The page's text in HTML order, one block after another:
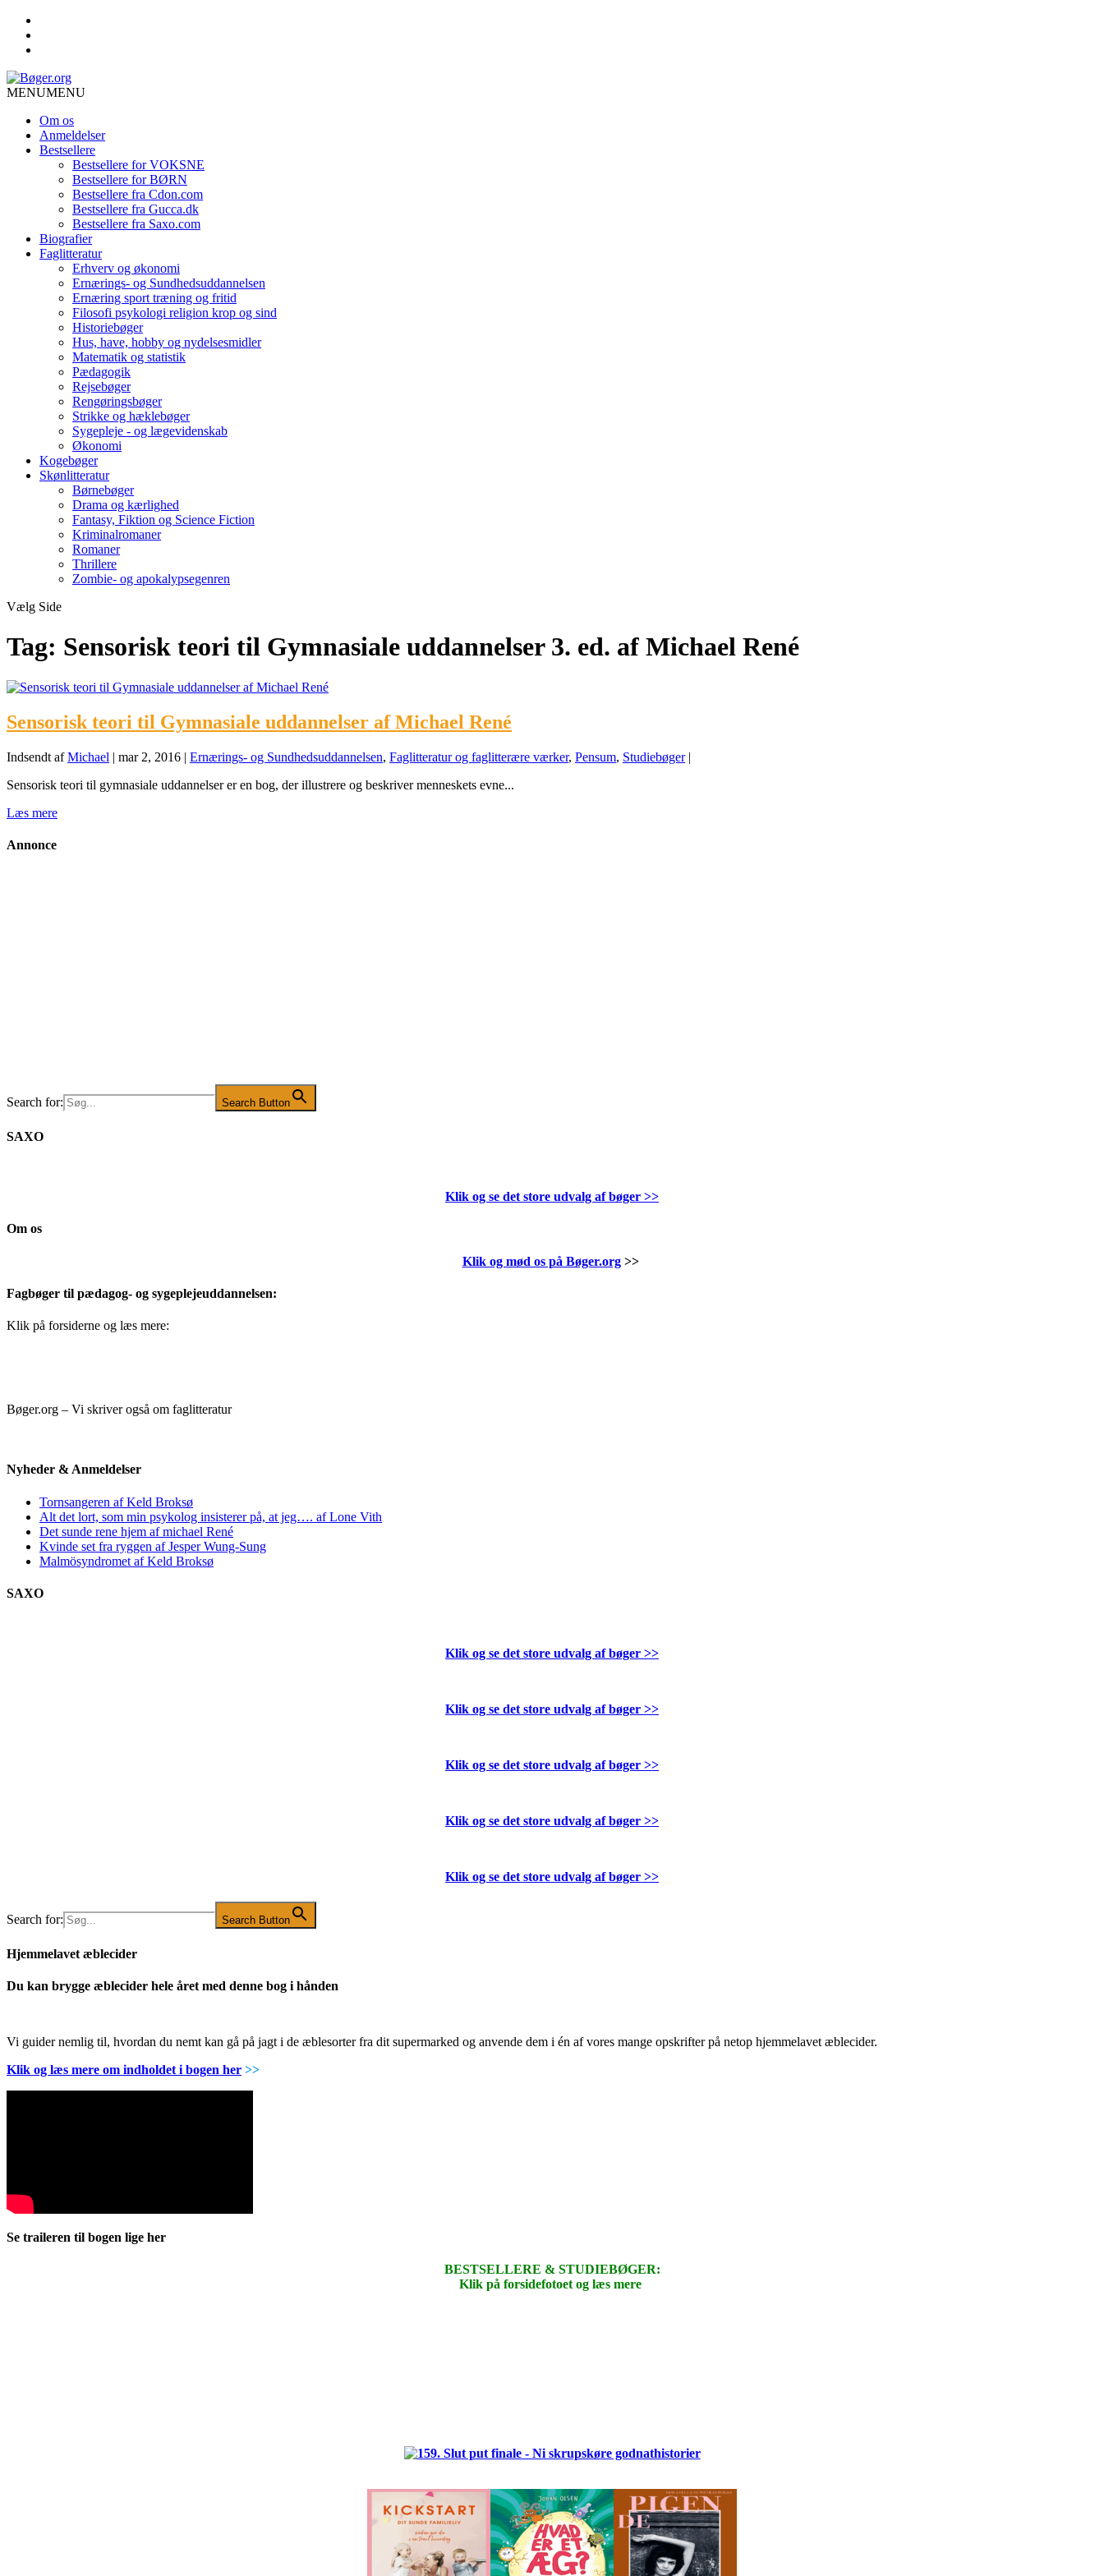
MENUMENU
Om os
Anmeldelser
Bestsellere
Bestsellere for VOKSNE
Bestsellere for BØRN
Bestsellere fra Cdon.com
Bestsellere fra Gucca.dk
Bestsellere fra Saxo.com
Biografier
Faglitteratur
Erhverv og økonomi
Ernærings- og Sundhedsuddannelsen
Ernæring sport træning og fritid
Filosofi psykologi religion krop og sind
Historiebøger
Hus, have, hobby og nydelsesmidler
Matematik og statistik
Pædagogik
Rejsebøger
Rengøringsbøger
Strikke og hæklebøger
Sygepleje - og lægevidenskab
Økonomi
Kogebøger
Skønlitteratur
Børnebøger
Drama og kærlighed
Fantasy, Fiktion og Science Fiction
Kriminalromaner
Romaner
Thrillere
Zombie- og apokalypsegenren
Vælg Side
Tag: Sensorisk teori til Gymnasiale uddannelser 3. ed. af Michael René
Sensorisk teori til Gymnasiale uddannelser af Michael René
Indsendt afMichael | mar 2, 2016 | Ernærings- og Sundhedsuddannelsen, Faglitteratur og faglitterære værker, Pensum, Studiebøger|
Sensorisk teori til gymnasiale uddannelser er en bog, der illustrere og beskriver menneskets evne...
Læs mere
Annonce
Search for: Search Button
SAXO
Klik og se det store udvalg af bøger >>
Om os
Klik og mød os på Bøger.org>>
Fagbøger til pædagog- og sygeplejeuddannelsen:
Klik på forsiderne og læs mere:
Bøger.org – Vi skriver også om faglitteratur
Nyheder & Anmeldelser
Tornsangeren af Keld Broksø
Alt det lort, som min psykolog insisterer på, at jeg…. af Lone Vith
Det sunde rene hjem af michael René
Kvinde set fra ryggen af Jesper Wung-Sung
Malmösyndromet af Keld Broksø
SAXO
Klik og se det store udvalg af bøger >>
Klik og se det store udvalg af bøger >>
Klik og se det store udvalg af bøger >>
Klik og se det store udvalg af bøger >>
Klik og se det store udvalg af bøger >>
Search for: Search Button
Hjemmelavet æblecider
Du kan brygge æblecider hele året med denne bog i hånden
Vi guider nemlig til, hvordan du nemt kan gå på jagt i de æblesorter fra dit supermarked og anvende dem i én af vores mange opskrifter på netop hjemmelavet æblecider.
Klik og læs mere om indholdet i bogen her >>
Se traileren til bogen lige her
BESTSELLERE & STUDIEBØGER:
Klik på forsidefotoet og læs mere